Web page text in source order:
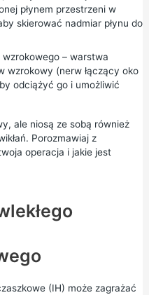
płynem przestrzeni w
skierować nadmiar płynu do
– warstwa
wzrokowy (nerw łączący oko
odciążyć go i umożliwić
ale niosą ze sobą również
Porozmawiaj z
operacja i jakie jest
(IH) może zagrażać